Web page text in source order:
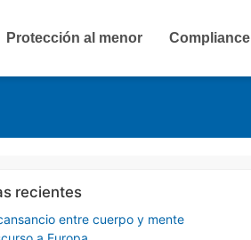
Protección al menor Compliance
recientes
entre cuerpo y mente